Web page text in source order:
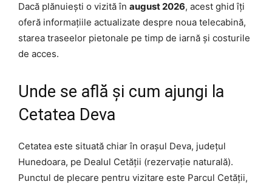
Dacă plănuiești o vizită în august 2026, acest ghid îți
oferă informațiile actualizate despre noua telecabină,
starea traseelor pietonale pe timp de iarnă și costurile
de acces.
Unde se află și cum ajungi la
Cetatea Deva
Cetatea este situată chiar în orașul Deva, județul
Hunedoara, pe Dealul Cetății (rezervație naturală).
Punctul de plecare pentru vizitare este Parcul Cetății,